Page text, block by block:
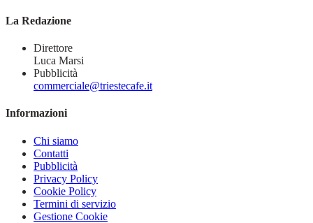
La Redazione
Direttore
Luca Marsi
Pubblicità
commerciale@triestecafe.it
Informazioni
Chi siamo
Contatti
Pubblicità
Privacy Policy
Cookie Policy
Termini di servizio
Gestione Cookie